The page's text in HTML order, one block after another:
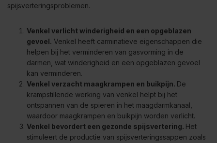
spijsverteringsproblemen.
Venkel verlicht winderigheid en een opgeblazen
gevoel. Venkel heeft carminatieve eigenschappen die
helpen bij het verminderen van gasvorming in de
darmen, wat winderigheid en een opgeblazen gevoel
kan verminderen.
Venkel verzacht maagkrampen en buikpijn. De
krampstillende werking van venkel helpt bij het
ontspannen van de spieren in het maagdarmkanaal,
waardoor maagkrampen en buikpijn worden verlicht.
Venkel bevordert een gezonde spijsvertering. Het
stimuleert de productie van spijsverteringssappen zoals